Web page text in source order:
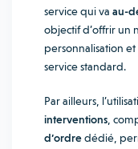
service qui va au-
objectif d’offrir un
personnalisation
service standard.
Par ailleurs,
interventions ,
d’ordredédié,